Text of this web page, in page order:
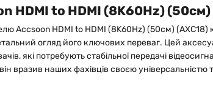
HDMI to HDMI (8K60Hz) (50см)
Accsoon HDMI to HDMI (8K60Hz) (50см)
огляд його ключових переваг. Цей
які потребують стабільної передачі
він вразив наших фахівців своєю універсальністю